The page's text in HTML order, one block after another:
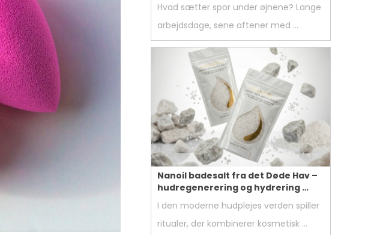
Hvad sætter spor under øjnene? Lange
arbejdsdage, sene aftener med …
Nanoil badesalt fra det Døde Hav –
hudregenerering og hydrering …
I den moderne hudplejes verden spiller
ritualer, der kombinerer kosmetisk …